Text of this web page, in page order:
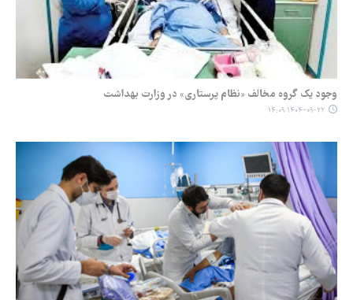
وجود یک گروه مخالف «نظام پرستاری» در وزارت بهداشت
۱۴۰۴-۰۹-۲۲ ۱۴:۰۹